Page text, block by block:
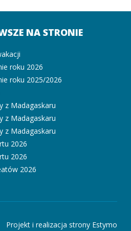
NA STRONIE
roku 2026
roku 2025/2026
z Madagaskaru
z Madagaskaru
z Madagaskaru
2026
2026
2026
Projekt i realizacja strony Estymo